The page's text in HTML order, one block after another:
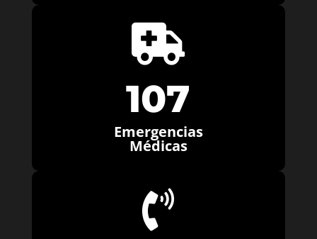

107
Emergencias
Médicas
